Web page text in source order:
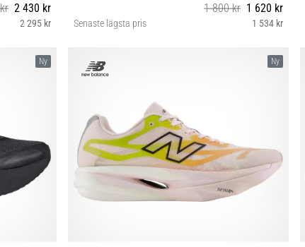
2 430 kr
2 295 kr
43½ 44
1 800 kr 1 620 kr
Senaste lägsta pris 1 534 kr
36 37 37½ 38 39 39½ 40 40½ 41½ 42 42½ 43½
Ny Ny